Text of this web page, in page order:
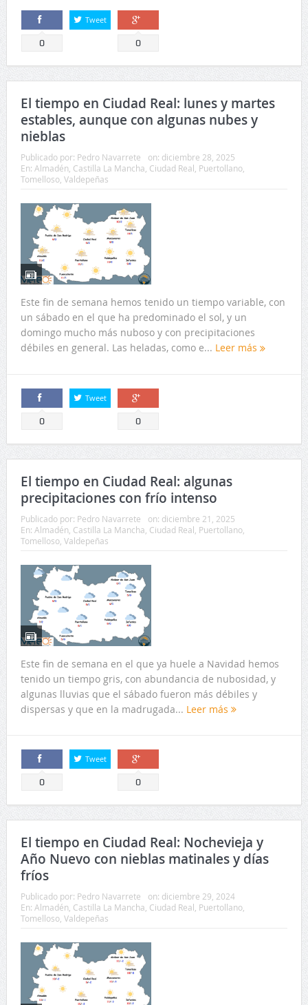
Comparte
0
Tweet
Comparte
0
El tiempo en Ciudad Real: lunes y martes
estables, aunque con algunas nubes y
nieblas
Publicado por: Pedro Navarrete on: diciembre 28, 2025
En: Almadén Castilla La Mancha Ciudad Real Puertollano,
Tomelloso, Valdepeñas
Este fin de semana hemos tenido un tiempo variable, con
un sábado en el que ha predominado el sol, y un
domingo mucho más nuboso y con precipitaciones
débiles en general. Las heladas, como e... Leer más
Comparte
0
Tweet
Comparte
0
El tiempo en Ciudad Real: algunas
precipitaciones con frío intenso
Publicado por: Pedro Navarrete on: diciembre 21, 2025
En: Almadén Castilla La Mancha Ciudad Real Puertollano,
Tomelloso, Valdepeñas
Este fin de semana en el que ya huele a Navidad hemos
tenido un tiempo gris, con abundancia de nubosidad, y
algunas lluvias que el sábado fueron más débiles y
dispersas y que en la madrugada... Leer más
Comparte
0
Tweet
Comparte
0
El tiempo en Ciudad Real: Nochevieja y
Año Nuevo con nieblas matinales y días
fríos
Publicado por: Pedro Navarrete on: diciembre 29, 2024
En: Almadén, Castilla La Mancha, Ciudad Real, Puertollano,
Tomelloso, Valdepeñas